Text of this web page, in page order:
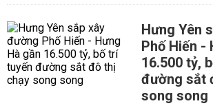
Hưng Yên
Phố Hiến -
16.500 tỷ,
đường sắt
song song